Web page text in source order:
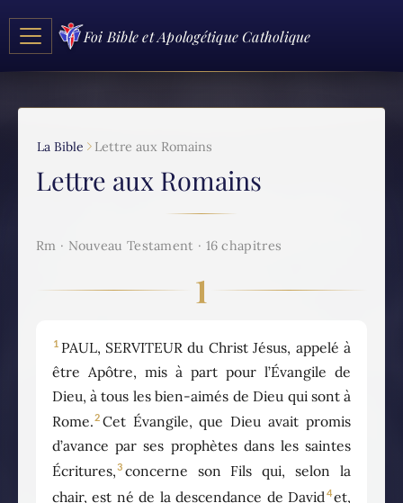
Foi Bible et Apologétique Catholique
La Bible Lettre aux Romains
Lettre aux Romains
Rm · Nouveau Testament · 16 chapitres
1
1 PAUL, SERVITEUR du Christ Jésus, appelé à
être Apôtre, mis à part pour l’Évangile de
Dieu, à tous les bien-aimés de Dieu qui sont à
Rome.2 Cet Évangile, que Dieu avait promis
d’avance par ses prophètes dans les saintes
Écritures,3 concerne son Fils qui, selon la
chair, est né de la descendance de David 4et,